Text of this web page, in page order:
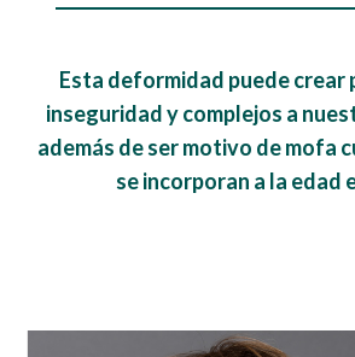
Esta deformidad puede crear
inseguridad y complejos a
además de ser motivo de mofa
se incorporan a la edad